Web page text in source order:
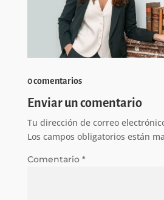
0 comentarios
Enviar un comentario
Tu dirección de correo
Los campos obligatorios están
Comentario *